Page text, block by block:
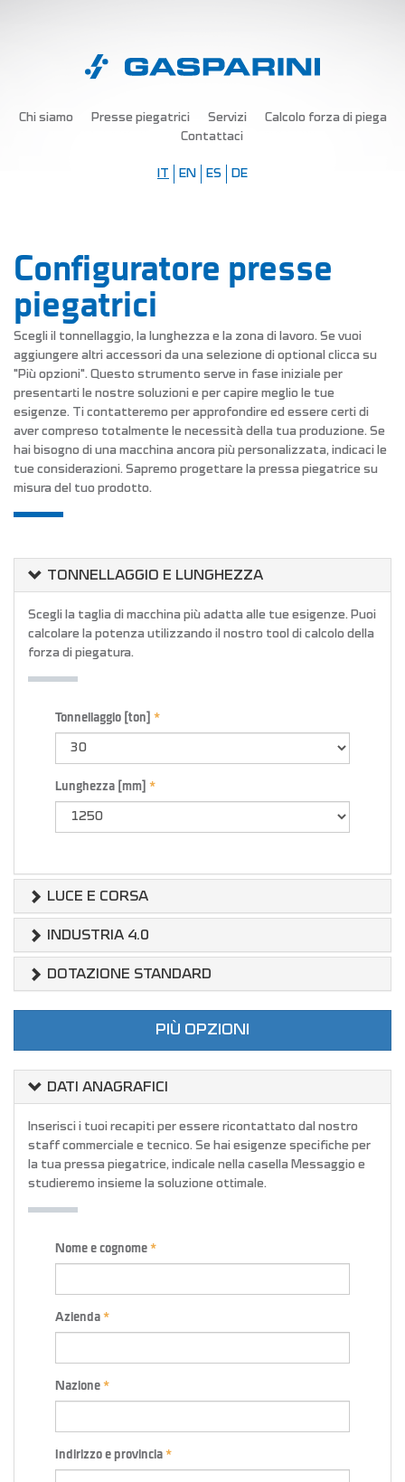
Chi siamo Presse piegatrici Servizi
Calcolo forza di piega
Contattaci
IT EN ES DE
Configuratore presse
piegatrici
Scegli il tonnellaggio, la lunghezza e la zona di lavoro. Se vuoi
aggiungere altri accessori da una selezione di optional clicca su
"Più opzioni". Questo strumento serve in fase iniziale per
presentarti le nostre soluzioni e per capire meglio le tue
esigenze. Ti contatteremo per approfondire ed essere certi di
aver compreso totalmente le necessità della tua produzione. Se
hai bisogno di una macchina ancora più personalizzata, indicaci le
tue considerazioni. Sapremo progettare la pressa piegatrice su
misura del tuo prodotto.
TONNELLAGGIO E LUNGHEZZA
Scegli la taglia di macchina più adatta alle tue esigenze. Puoi
calcolare la potenza utilizzando il nostro tool di calcolo della
forza di piegatura.
Tonnellaggio [ton]
Lunghezza [mm]
LUCE E CORSA
INDUSTRIA 4.0
DOTAZIONE STANDARD
PIÙ OPZIONI
DATI ANAGRAFICI
Inserisci i tuoi recapiti per essere ricontattato dal nostro
staff commerciale e tecnico. Se hai esigenze specifiche per
la tua pressa piegatrice, indicale nella casella Messaggio e
studieremo insieme la soluzione ottimale.
Nome e cognome
Azienda
Nazione
Indirizzo e provincia